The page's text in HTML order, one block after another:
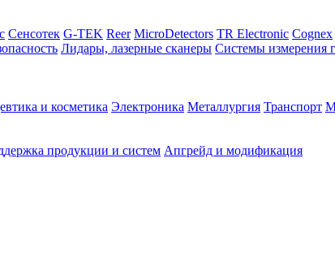
Сенсотек G-TEK Reer MicroDetectors TR Electronic Cognex
Лидары, лазерные сканеры Системы измерения
и косметика Электроника Металлургия Транспорт
продукции и систем Апгрейд и модификация